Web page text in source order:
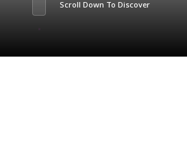
Scroll Down To Discover